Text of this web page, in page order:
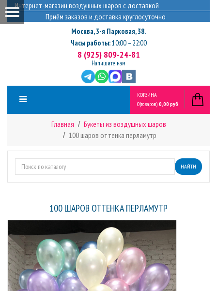
Интернет-магазин воздушных шаров с доставкой
Приём заказов и доставка круглосуточно
Москва,3-я Парковая, 38.
Часы работы:10:00 – 22:00
8 (925) 809-24-81
Напишите нам
КОРЗИНА
0(товаров) 0,00 руб
Главная
Букеты из воздушных шаров
100 шаров оттенка перламутр
НАЙТИ
100 ШАРОВ ОТТЕНКА ПЕРЛАМУТР